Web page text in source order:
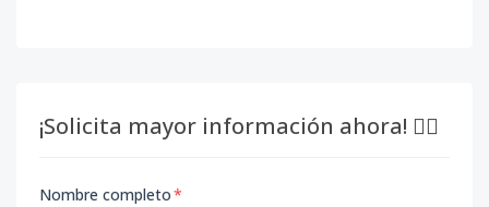
¡Solicita mayor información ahora! 👇🏽
Nombre completo*